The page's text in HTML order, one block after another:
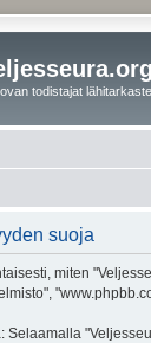
todistajat
suoja
miten